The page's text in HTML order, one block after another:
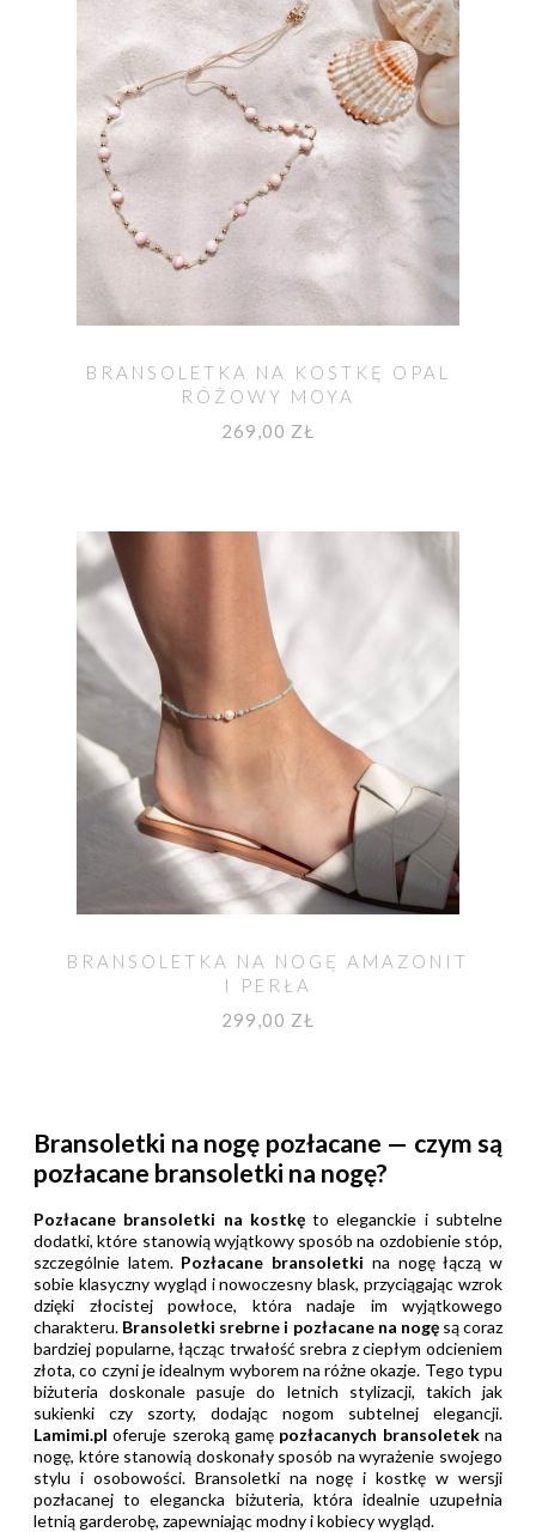
BRANSOLETKA NA KOSTKĘ OPAL
RÓŻOWY MOYA
269,00 ZŁ
BRANSOLETKA NA NOGĘ AMAZONIT
I PERŁA
299,00 ZŁ
Bransoletki na nogę pozłacane — czym są
pozłacane bransoletki na nogę?
Pozłacane bransoletki na kostkęto eleganckie i subtelne
dodatki, które stanowią wyjątkowy sposób na ozdobienie stóp,
szczególnie latem.Pozłacane bransoletki na nogę łączą w
sobie klasyczny wygląd i nowoczesny blask, przyciągając wzrok
dzięki złocistej powłoce, która nadaje im wyjątkowego
charakteru. Bransoletki srebrne i pozłacane na nogęsą coraz
bardziej popularne, łącząc trwałość srebra z ciepłym odcieniem
złota, co czyni je idealnym wyborem na różne okazje. Tego typu
biżuteria doskonale pasuje do letnich stylizacji, takich jak
sukienki czy szorty, dodając nogom subtelnej elegancji.
Lamimi.pl oferuje szeroką gamę pozłacanych bransoletekna
nogę, które stanowią doskonały sposób na wyrażenie swojego
stylu i osobowości. Bransoletki na nogę i kostkę w wersji
pozłacanej to elegancka biżuteria, która idealnie uzupełnia
letnią garderobę, zapewniając modny i kobiecy wygląd.